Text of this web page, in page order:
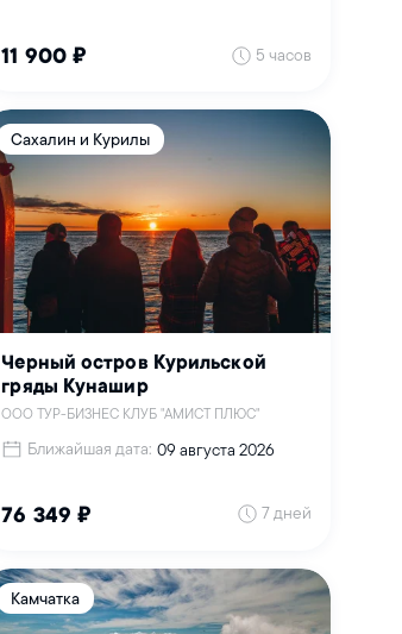
11 900 ₽ 5 часов
Сахалин и Курилы
Черный остров Курильской
гряды Кунашир
ООО ТУР-БИЗНЕС КЛУБ "АМИСТ ПЛЮС"
Ближайшая дата: 09 августа 2026
76 349 ₽ 7 дней
Камчатка